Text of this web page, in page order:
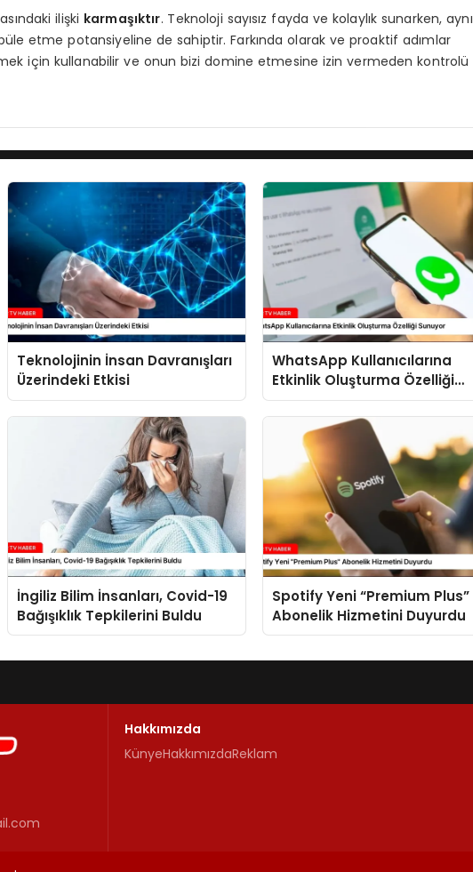
ilişki karmaşıktır. Teknoloji sayısız fayda ve kolaylık sunarken, aynı
etme potansiyeline de sahiptir. Farkında olarak ve proaktif adımlar
için kullanabilir ve onun bizi domine etmesine izin vermeden kontrolü
Teknolojinin İnsan Davranışları
Üzerindeki Etkisi
WhatsApp Kullanıcılarına
Etkinlik Oluşturma Özelliği
Sunuyor
İngiliz Bilim İnsanları, Covid-19
Bağışıklık Tepkilerini Buldu
Spotify Yeni “Premium Plus”
Abonelik Hizmetini Duyurdu
Hakkımızda
KünyeHakkımızdaReklam